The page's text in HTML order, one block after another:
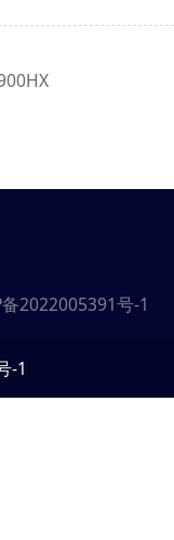
2022005391号-1
-1